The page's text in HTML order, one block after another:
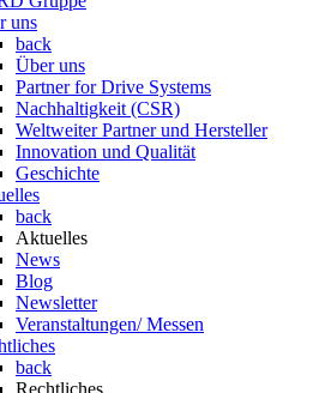
uns
back
Über uns
Partner for Drive Systems
Nachhaltigkeit (CSR)
Weltweiter Partner und Hersteller
Innovation und Qualität
Geschichte
back
Aktuelles
News
Blog
Newsletter
Veranstaltungen/ Messen
back
Rechtliches